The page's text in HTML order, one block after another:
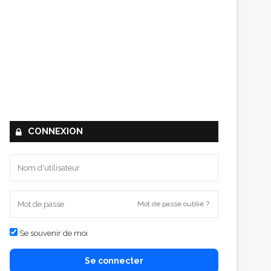
CONNEXION
Mot de passe oublié ?
Se souvenir de moi
Se connecter